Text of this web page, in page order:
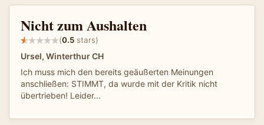
Nicht zum Aushalten
(0.5 stars)
Ursel, Winterthur CH
Ich muss mich den bereits geäußerten Meinungen
anschließen: STIMMT, da wurde mit der Kritik nicht
übertrieben! Leider...